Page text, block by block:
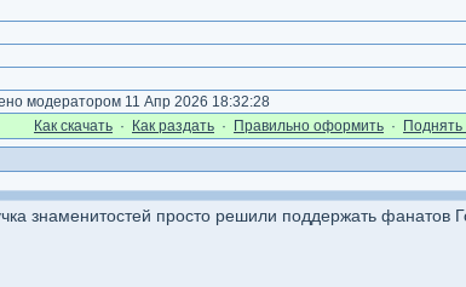
модератором 11 Апр 2026 18:32:28
Как cкачать · Как раздать · Правильно оформить · Поднять
знаменитостей просто решили поддержать